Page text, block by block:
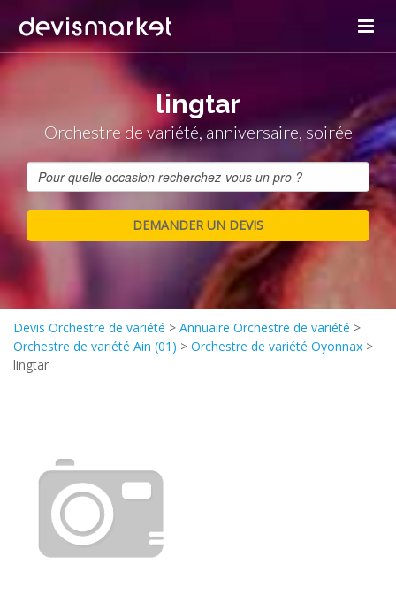
lingtar
Orchestre de variété, anniversaire, soirée
Devis Orchestre de variété > Annuaire Orchestre de variété >
Orchestre de variété Ain (01) > Orchestre de variété Oyonnax >
lingtar